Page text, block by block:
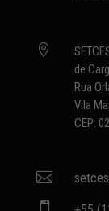

de
Rua
Vila
CEP:
